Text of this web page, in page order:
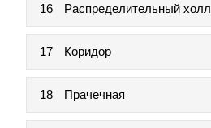
16 Распределительный холл
17 Коридор
18 Прачечная